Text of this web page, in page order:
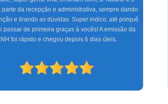
altamente treinada, profissionais de excelente
seis meses de muita alegria e sucesso do CFC
só tenho a agradecer. Espero que os novos
tenham a mesma satisfação que eu.